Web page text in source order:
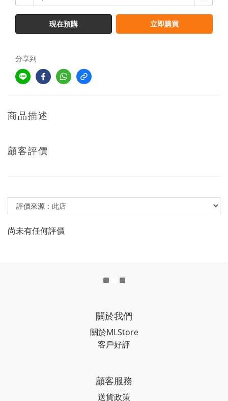
現在預購 立即購買
分享到
商品描述
顧客評價
尚未有任何評價
關於我們
關於MLStore
客戶好評
顧客服務
送貨政策